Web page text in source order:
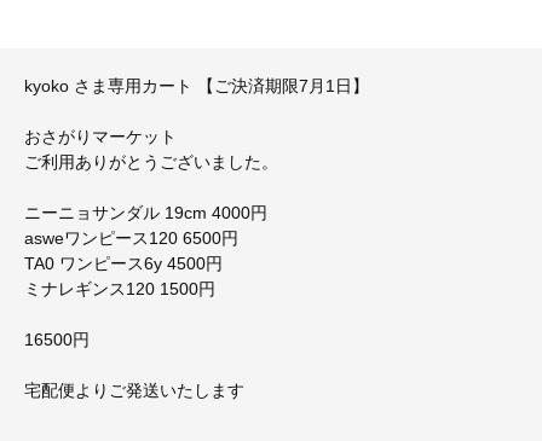
kyoko さま専用カート 【ご決済期限7月1日】
おさがりマーケット
ご利用ありがとうございました。
ニーニョサンダル 19cm 4000円
asweワンピース120 6500円
TA0 ワンピース6y 4500円
ミナレギンス120 1500円
16500円
宅配便よりご発送いたします